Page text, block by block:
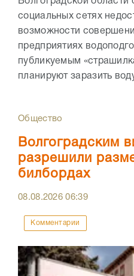
социальных сетях
возможности
предприятиях
публикуемым
планируют заразить
Общество
Волгоградским
разрешили
билбордах
08.08.202606:39
Комментарии